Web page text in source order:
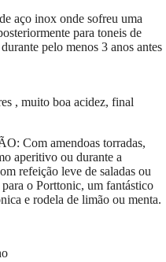
aço inox onde sofreu uma
para toneis de
pelo menos 3 anos antes
, muito boa acidez, final
Com amendoas torradas,
aperitivo ou durante a
refeição leve de saladas ou
o Porttonic, um fantástico
e rodela de limão ou menta.